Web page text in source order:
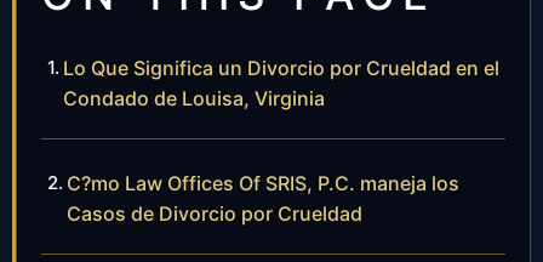
Lo Que Significa un Divorcio por Crueldad en el
Condado de Louisa, Virginia
C?mo Law Offices Of SRIS, P.C. maneja los
Casos de Divorcio por Crueldad